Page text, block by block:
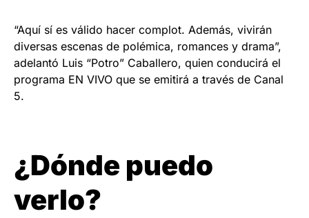
“Aquí sí es válido hacer complot. Además, vivirán
diversas escenas de polémica, romances y drama”,
adelantó Luis “Potro” Caballero, quien conducirá el
programa EN VIVO que se emitirá a través de Canal
5.
¿Dónde puedo
verlo?